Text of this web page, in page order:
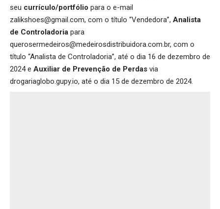
seu currículo/portfólio para o e-mail
zalikshoes@gmail.com, com o título “Vendedora”, Analista
de Controladoria para
querosermedeiros@medeirosdistribuidora.com.br, com o
título “Analista de Controladoria”, até o dia 16 de dezembro de
2024 e Auxiliar de Prevenção de Perdas via
drogariaglobo.gupy.io, até o dia 15 de dezembro de 2024.